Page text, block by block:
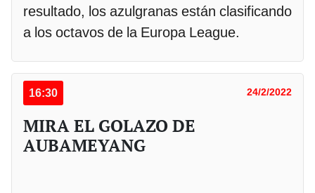
resultado, los azulgranas están clasificando
a los octavos de la Europa League.
16:30 24/2/2022
MIRA EL GOLAZO DE
AUBAMEYANG